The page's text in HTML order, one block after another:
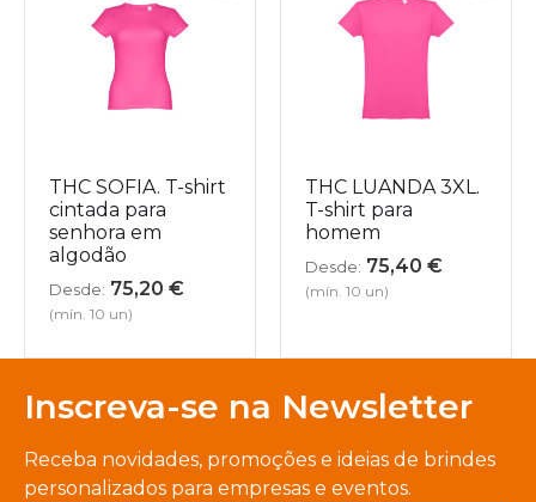
THC SOFIA. T-shirt
cintada para
senhora em
algodão
Desde: 75,20 €
(mín. 10 un)
THC LUANDA 3XL.
T-shirt para
homem
Desde: 75,40 €
(mín. 10 un)
Inscreva-se na Newsletter
Receba novidades, promoções e ideias de brindes
personalizados para empresas e eventos.